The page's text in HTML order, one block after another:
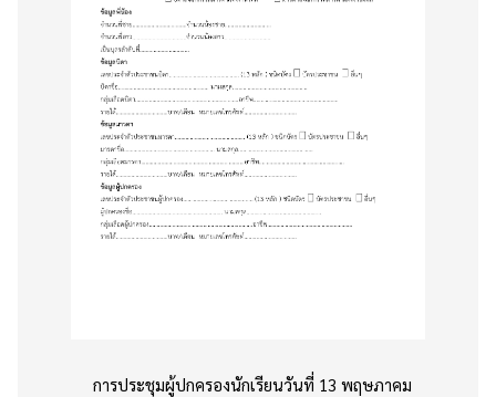
การประชุมผู้ปกครองนักเรียนวันที่ 13 พฤษภาคม